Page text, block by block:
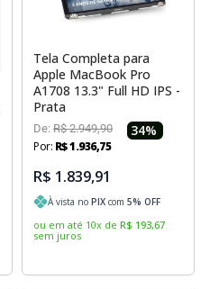
Tela Completa para
Apple MacBook Pro
A1708 13.3" Full HD IPS -
Prata
De: R$ 2.949,90 34%
Por: R$1.936,75
R$ 1.839,91
À vista no PIX com 5% OFF
ou em até 10x de R$ 193,67
sem juros